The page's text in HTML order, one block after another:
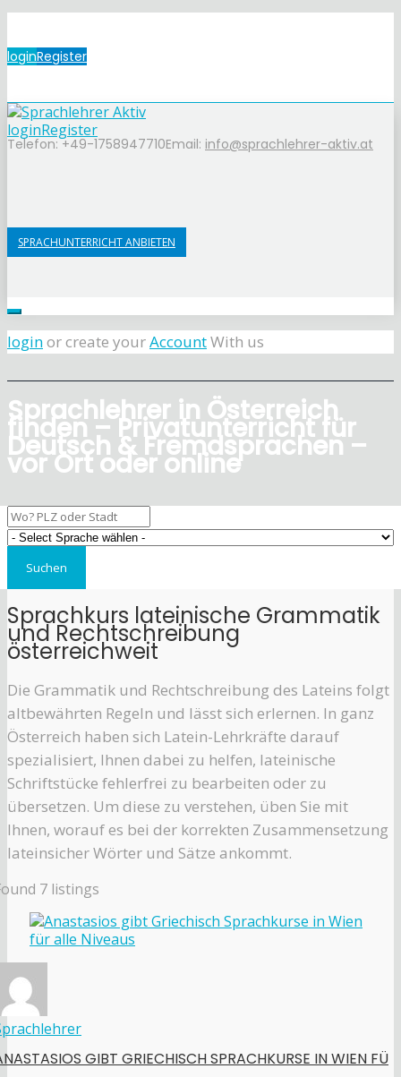
loginRegister
Telefon: +49-1758947710Email: info@sprachlehrer-aktiv.at
loginRegister
SPRACHUNTERRICHT ANBIETEN
loginor create yourAccountWith us
Sprachlehrer in Österreich
finden – Privatunterricht für
Deutsch & Fremdsprachen –
vor Ort oder online
Sprachkurs lateinische Grammatik
und Rechtschreibung
österreichweit
Die Grammatik und Rechtschreibung des Lateins folgt
altbewährten Regeln und lässt sich erlernen. In ganz
Österreich haben sich Latein-Lehrkräfte darauf
spezialisiert, Ihnen dabei zu helfen, lateinische
Schriftstücke fehlerfrei zu bearbeiten oder zu
übersetzen. Um diese zu verstehen, üben Sie mit
Ihnen, worauf es bei der korrekten Zusammensetzung
lateinsicher Wörter und Sätze ankommt.
7 listings
GIBT GRIECHISCH SPRACHKURSE IN WIEN FÜ